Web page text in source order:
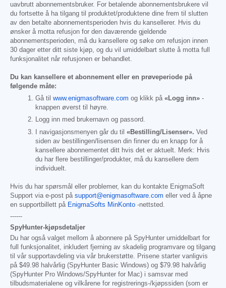
uavbrutt abonnementsbruker. For betalende abonnementsbrukere vil
du fortsette å ha tilgang til produktet/produktene dine frem til slutten
av den betalte abonnementsperioden hvis du kansellerer. Hvis du
ønsker å motta refusjon for den daværende gjeldende
abonnementsperioden, må du kansellere og søke om refusjon innen
30 dager etter ditt siste kjøp, og du vil umiddelbart slutte å motta full
funksjonalitet når refusjonen er behandlet.
Du kan kansellere et abonnement eller en prøveperiode på
følgende måte:
Gå til www.enigmasoftware.com og klikk på «Logg inn» -
knappen øverst til høyre.
Logg inn med brukernavn og passord.
I navigasjonsmenyen går du til «Bestilling/Lisenser». Ved
siden av bestillingen/lisensen din finner du en knapp for å
kansellere abonnementet ditt hvis det er aktuelt. Merk: Hvis
du har flere bestillinger/produkter, må du kansellere dem
individuelt.
Hvis du har spørsmål eller problemer, kan du kontakte EnigmaSoft
Support via e-post på support@enigmasoftware.com eller ved å åpne
en supportbillett på EnigmaSofts MinKonto -nettsted.
------
SpyHunter-kjøpsdetaljer
Du har også valget mellom å abonnere på SpyHunter umiddelbart for
full funksjonalitet, inkludert fjerning av skadelig programvare og tilgang
til vår supportavdeling via vår brukerstøtte. Prisene starter vanligvis
på $49.98 halvårlig (SpyHunter Basic Windows) og $79.98 halvårlig
(SpyHunter Pro Windows/SpyHunter for Mac) i samsvar med
tilbudsmaterialene og vilkårene for registrerings-/kjøpssiden (som er